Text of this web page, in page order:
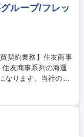
における施工管理を
ラスの造船会社
ループ/フレッ
なります。当社の営
せします。 ■新
並びに 契約内容
派遣の建造監督の